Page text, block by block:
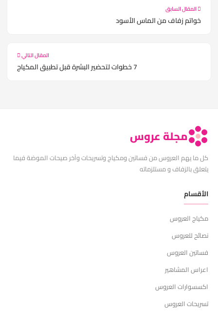
المقال السابق
خواتم زفاف من الماس الأسود
المقال التالي
7 خطوات لتحضير البشرة قبل تطبيق المكياج
مجلة عروس
كل ما يهم العروس من فساتين ومكياج وتسريحات وآخر صيحات الموضة فيما
يتعلق بالزفاف و مستلزماته
الأقسام
مكياج العروس
نصائح للعروس
فساتين العروس
اعراس المشاهير
اكسسوارات العروس
تسريحات العروس